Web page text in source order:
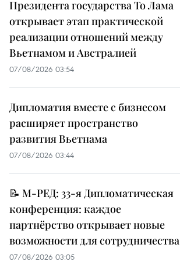
Президента государства То Лама
открывает этап практической
реализации отношений между
Вьетнамом и Австралией
07/08/2026 03:54
Дипломатия вместе с бизнесом
расширяет пространство
развития Вьетнама
07/08/2026 03:44
📝 М-РЕД: 33-я Дипломатическая
конференция: каждое
партнёрство открывает новые
возможности для сотрудничества
07/08/2026 03:05